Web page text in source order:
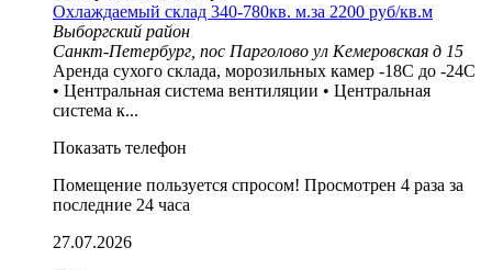
Охлаждаемый склад 340-780кв. м.за 2200 руб/кв.м
Выборгский район
Санкт-Петербург, пос Парголово ул Кемеровская д 15
Аренда сухого склада, морозильных камер -18С до -24С
• Центральная система вентиляции • Центральная
система к...
Показать телефон
Помещение пользуется спросом! Просмотрен 4 раза за
последние 24 часа
27.07.2026